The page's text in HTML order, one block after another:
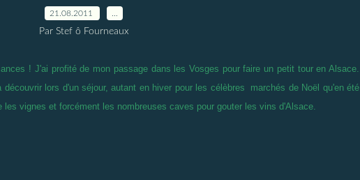
21.08.2011
Par Stef ô Fourneaux
! J'ai profité de mon passage dans les Vosges pour faire un petit tour en Alsace.
lors d'un séjour, autant en hiver pour les célèbres marchés de Noël qu'en été
vignes et forcément les nombreuses caves pour gouter les vins d'Alsace.